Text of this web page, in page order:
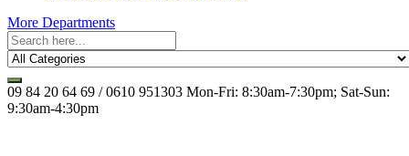
More Departments
09 84 20 64 69 / 0610 951303 Mon-Fri: 8:30am-7:30pm; Sat-Sun:
9:30am-4:30pm